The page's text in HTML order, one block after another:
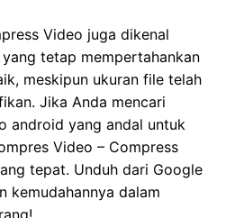
Video juga dikenal
tetap mempertahankan
meskipun ukuran file telah
Jika Anda mencari
android yang andal untuk
Video – Compress
tepat. Unduh dari Google
kemudahannya dalam